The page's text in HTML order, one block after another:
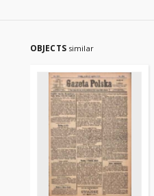
OBJECTS similar